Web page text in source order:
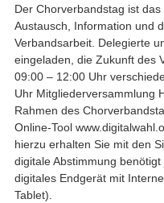
Der Chorverbandstag ist
Austausch, Information und
Verbandsarbeit. Delegierte
eingeladen, die Zukunft des
09:00 – 12:00 Uhr
Uhr Mitgliederversammlung
Rahmen des
Online-Tool
hierzu erhalten Sie mit den
digitale Abstimmung
digitales Endgerät mit
Tablet).